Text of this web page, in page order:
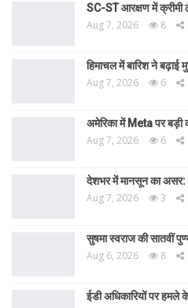
SC-ST आरक्षण में
Aug 7, 2026 8
हिमाचल में बारिश ने
Aug 7, 2026 6
अमेरिका में Meta पर बड़ी
Aug 7, 2026 6
देशभर में मानसून का असर:
Aug 7, 2026 3
सुषमा स्वराज की सातवीं
Aug 6, 2026 8
ईडी अधिकारियों पर हमले